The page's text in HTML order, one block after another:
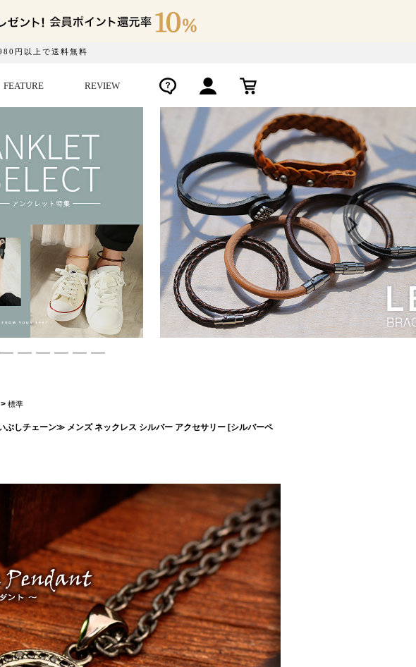
> 標準
しチェーン≫ メンズ ネックレス シルバー アクセサリー [シルバーペ